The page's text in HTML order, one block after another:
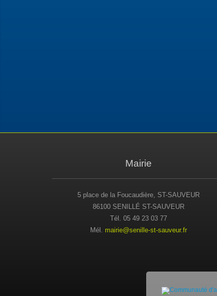
Mairie
5 place de la Foucaudière, ST-SAUVEUR
86100 SENILLÉ ST-SAUVEUR
Tél. 05 49 23 03 77
Mél. mairie@senille-st-sauveur.fr